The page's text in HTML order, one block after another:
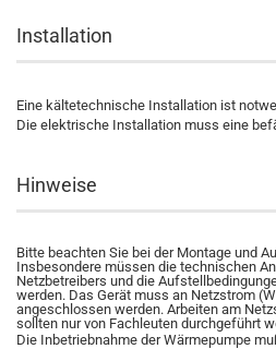
Installation
Eine kältetechnische Installation ist
Die elektrische Installation muss eine
Hinweise
Bitte beachten Sie bei der Montage und
Insbesondere müssen die technischen
Netzbetreibers und die
werden. Das Gerät muss an Netzstrom
angeschlossen werden. Arbeiten am
sollten nur von Fachleuten durchgeführt
Die Inbetriebnahme der Wärmepumpe